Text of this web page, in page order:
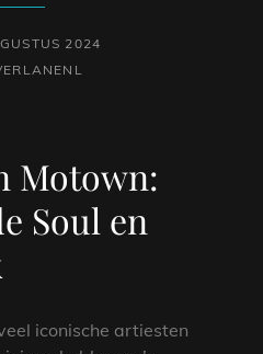
2024
Motown:
Soul en
iconische artiesten